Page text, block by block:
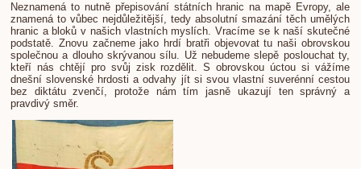
Neznamená to nutně přepisování státních hranic na mapě Evropy, ale
znamená to vůbec nejdůležitější, tedy absolutní smazání těch umělých
hranic a bloků v našich vlastních myslích. Vracíme se k naší skutečné
podstatě. Znovu začneme jako hrdí bratři objevovat tu naši obrovskou
společnou a dlouho skrývanou sílu. Už nebudeme slepě poslouchat ty,
kteří nás chtějí pro svůj zisk rozdělit. S obrovskou úctou si vážíme
dnešní slovenské hrdosti a odvahy jít si svou vlastní suverénní cestou
bez diktátu zvenčí, protože nám tím jasně ukazují ten správný a
pravdivý směr.